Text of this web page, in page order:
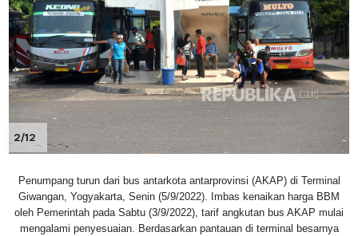
2/12
Penumpang turun dari bus antarkota antarprovinsi (AKAP) di Terminal
Giwangan, Yogyakarta, Senin (5/9/2022). Imbas kenaikan harga BBM
oleh Pemerintah pada Sabtu (3/9/2022), tarif angkutan bus AKAP mulai
mengalami penyesuaian. Berdasarkan pantauan di terminal besarnya